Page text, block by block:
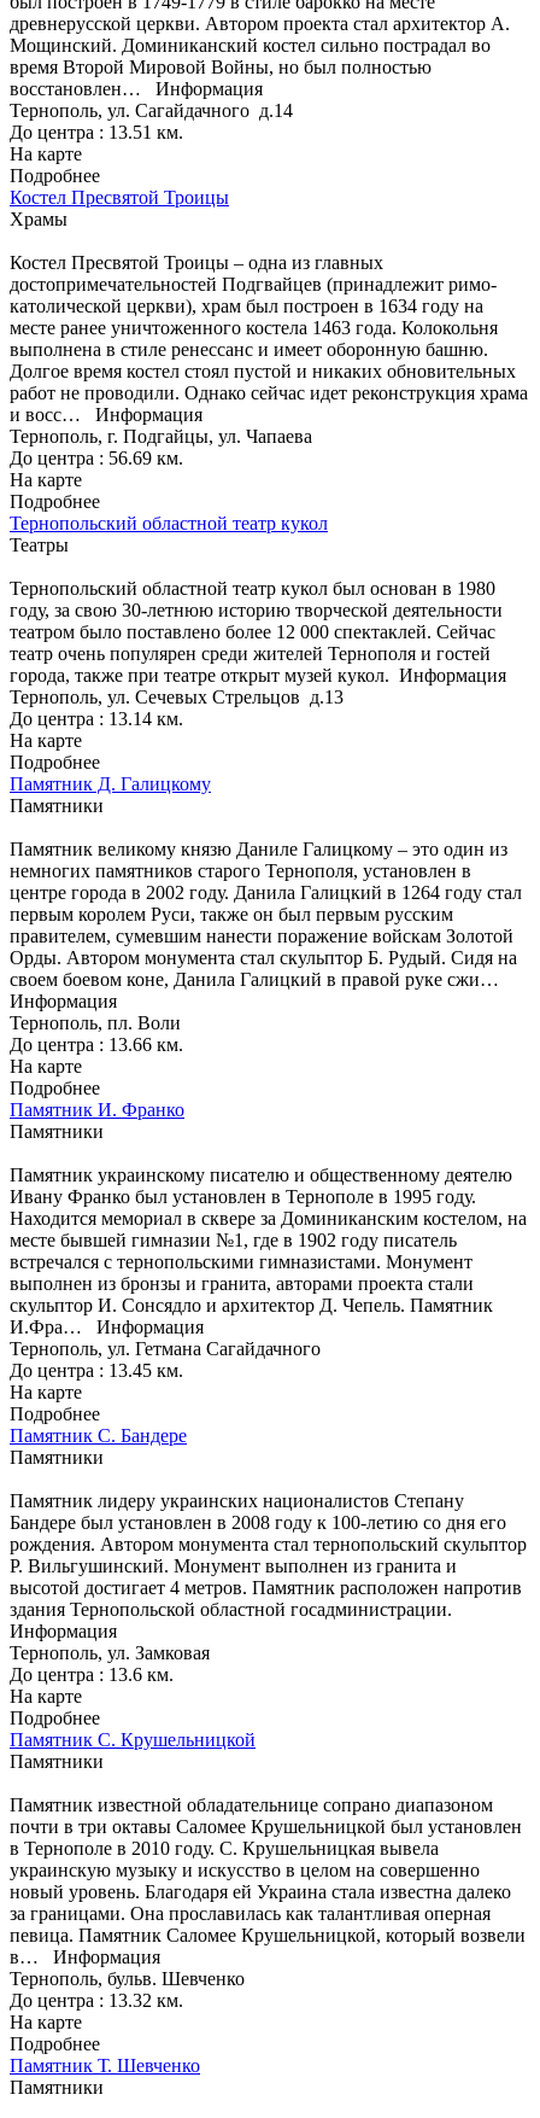
древнерусской церкви. Автором проекта стал архитектор А.
Мощинский. Доминиканский костел сильно пострадал во
время Второй Мировой Войны, но был полностью
восстановлен… Информация
Тернополь, ул. Сагайдачного д.14
До центра : 13.51 км.
На карте
Подробнее
Костел Пресвятой Троицы
Храмы
Костел Пресвятой Троицы – одна из главных
достопримечательностей Подгвайцев (принадлежит римо-
католической церкви), храм был построен в 1634 году на
месте ранее уничтоженного костела 1463 года. Колокольня
выполнена в стиле ренессанс и имеет оборонную башню.
Долгое время костел стоял пустой и никаких обновительных
работ не проводили. Однако сейчас идет реконструкция храма
и восс… Информация
Тернополь, г. Подгайцы, ул. Чапаева
До центра : 56.69 км.
На карте
Подробнее
Тернопольский областной театр кукол
Театры
Тернопольский областной театр кукол был основан в 1980
году, за свою 30-летнюю историю творческой деятельности
театром было поставлено более 12 000 спектаклей. Сейчас
театр очень популярен среди жителей Тернополя и гостей
города, также при театре открыт музей кукол. Информация
Тернополь, ул. Сечевых Стрельцов д.13
До центра : 13.14 км.
На карте
Подробнее
Памятник Д. Галицкому
Памятники
Памятник великому князю Даниле Галицкому – это один из
немногих памятников старого Тернополя, установлен в
центре города в 2002 году. Данила Галицкий в 1264 году стал
первым королем Руси, также он был первым русским
правителем, сумевшим нанести поражение войскам Золотой
Орды. Автором монумента стал скульптор Б. Рудый. Сидя на
своем боевом коне, Данила Галицкий в правой руке сжи…
Информация
Тернополь, пл. Воли
До центра : 13.66 км.
На карте
Подробнее
Памятник И. Франко
Памятники
Памятник украинскому писателю и общественному деятелю
Ивану Франко был установлен в Тернополе в 1995 году.
Находится мемориал в сквере за Доминиканским костелом, на
месте бывшей гимназии №1, где в 1902 году писатель
встречался с тернопольскими гимназистами. Монумент
выполнен из бронзы и гранита, авторами проекта стали
скульптор И. Сонсядло и архитектор Д. Чепель. Памятник
И.Фра… Информация
Тернополь, ул. Гетмана Сагайдачного
До центра : 13.45 км.
На карте
Подробнее
Памятник С. Бандере
Памятники
Памятник лидеру украинских националистов Степану
Бандере был установлен в 2008 году к 100-летию со дня его
рождения. Автором монумента стал тернопольский скульптор
Р. Вильгушинский. Монумент выполнен из гранита и
высотой достигает 4 метров. Памятник расположен напротив
здания Тернопольской областной госадминистрации.
Информация
Тернополь, ул. Замковая
До центра : 13.6 км.
На карте
Подробнее
Памятник С. Крушельницкой
Памятники
Памятник известной обладательнице сопрано диапазоном
почти в три октавы Саломее Крушельницкой был установлен
в Тернополе в 2010 году. С. Крушельницкая вывела
украинскую музыку и искусство в целом на совершенно
новый уровень. Благодаря ей Украина стала известна далеко
за границами. Она прославилась как талантливая оперная
певица. Памятник Саломее Крушельницкой, который возвели
в… Информация
Тернополь, бульв. Шевченко
До центра : 13.32 км.
На карте
Подробнее
Памятник Т. Шевченко
Памятники